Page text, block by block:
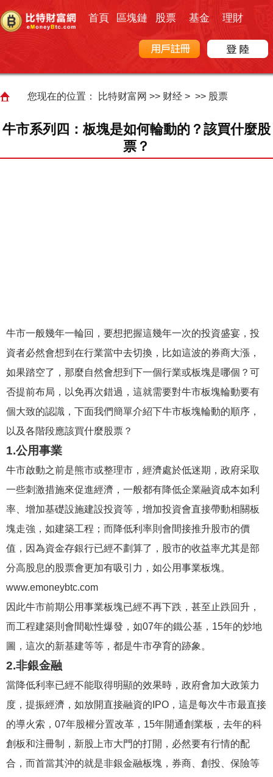
首頁 區塊鏈 股票 基金 理財
您现在的位置： 比特财富网 >> 财经> >> 股票
牛市系列四：板塊是如何輪動的？該買什麼股
票？
牛市一般幾年一輪回，要想把握這幾年一次的投資盛宴，投
資者必然會想到在行業當中去切換，比如這波的券商大漲，
如果踏空了，那麼自然會想到下一個行業或板塊是哪個？可
否提前布局，以免再次錯過，這就需要對牛市板塊輪動要有
個大致的認識，下面我們簡單介紹下牛市板塊輪動的順序，
以及各階段應該買什麼股票？
1.公用事業
牛市啟動之前是熊市或整理市，經濟處於低迷期，政府采取
一些刺激措施來促進經濟，一般都有降低企業融資成本如利
率、增加基礎設施建設投資等，增加投資會直接帶動相關板
塊走強，如建築工程；而降低利率則會間接推升股市的價
值，因為資金存銀行已經不劃算了，股市的收益率尤其是部
分高股息的股票會更加有吸引力，如公用事業板塊。
www.emoneybtc.com
因此牛市前期公用事業板塊已經不再下跌，甚至止跌回升，
而工程建築則會間歇性爆發，如07年的鐵公基，15年的炒地
圖，這次的新基建等等，都是牛市孕育的跡象。
2.非銀金融
當降低利率已經不能取得明顯的效果時，政府會加大政策力
度，提振經濟，如放開直接融資的IPO，這是每次牛市最直接
的導火索，07年股權分置改革，15年開通創業板，去年的科
創板和注冊制，新股上市大門的打開，必然要有行情的配
合，而首當其沖的就是非銀金融板塊，券商、創投、保險等